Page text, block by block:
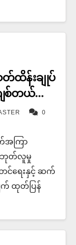
ထိန်းချုပ်
ဂျစ်တယ်
0
အကြာ
စ်ဘုတ်လူမှု
င်ရေးနှင့် ဆက်
က် ထုတ်ပြန်